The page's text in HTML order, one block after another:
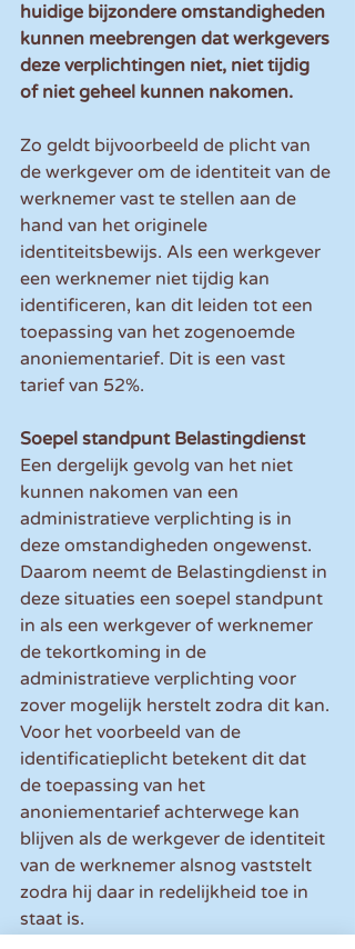
huidige bijzondere omstandigheden
kunnen meebrengen dat werkgevers
deze verplichtingen niet, niet tijdig
of niet geheel kunnen nakomen.
Zo geldt bijvoorbeeld de plicht van
de werkgever om de identiteit van de
werknemer vast te stellen aan de
hand van het originele
identiteitsbewijs. Als een werkgever
een werknemer niet tijdig kan
identificeren, kan dit leiden tot een
toepassing van het zogenoemde
anoniementarief. Dit is een vast
tarief van 52%.
Soepel standpunt Belastingdienst
Een dergelijk gevolg van het niet
kunnen nakomen van een
administratieve verplichting is in
deze omstandigheden ongewenst.
Daarom neemt de Belastingdienst in
deze situaties een soepel standpunt
in als een werkgever of werknemer
de tekortkoming in de
administratieve verplichting voor
zover mogelijk herstelt zodra dit kan.
Voor het voorbeeld van de
identificatieplicht betekent dit dat
de toepassing van het
anoniementarief achterwege kan
blijven als de werkgever de identiteit
van de werknemer alsnog vaststelt
zodra hij daar in redelijkheid toe in
staat is.